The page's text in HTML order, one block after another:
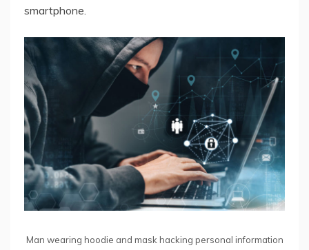
smartphone.
Man wearing hoodie and mask hacking personal information